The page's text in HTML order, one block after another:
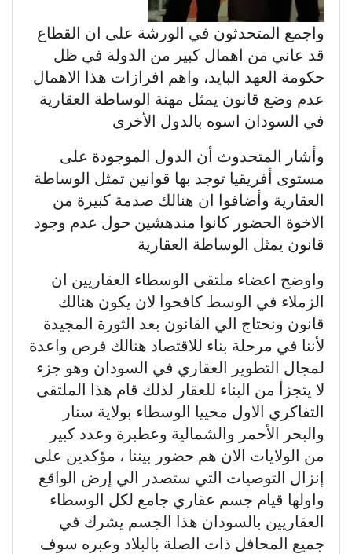
واجمع المتحدثون في الورشة على ان القطاع
قد عاني من اهمال كبير من الدولة في ظل
حكومة العهد البايد، واهم افرازات هذا الاهمال
عدم وضع قانون يمثل مهنة الوساطة العقارية
في السودان اسوه بالدول الأخرى
وأشار المتحدوث أن الدول الموجودة على
مستوى أفريقيا توجد بها قوانين تمثل الوساطة
العقارية وأضافوا ان هنالك صدمة كبيرة من
الاخوة الحضور كانوا مندهشين حول عدم وجود
قانون يمثل الوساطة العقارية
واوضح اعضاء ملتقى الوسطاء العقاريين ان
الزملاء في الوسط كافحوا لان يكون هنالك
قانون ونحتاج الي القانون بعد الثورة المجيدة
لأننا في مرحلة بناء للاقتصاد هنالك فرص واعدة
لمجال التطوير العقاري في السودان وهو جزء
لا يتجزأ من البناء للعقار لذلك قام هذا الملتقى
التفاكري الاول محييا الوسطاء بولاية سنار
والبحر الأحمر والشمالية وعطبرة وعدد كبير
من الولايات الان هم حضور بيننا ، مؤكدين على
إنزال التوصيات التي ستصدر الي إرض الواقع
واولها قيام جسم عقاري جامع لكل الوسطاء
العقاريين بالسودان هذا الجسم يشرك في
جميع المحافل ذات الصلة بالبلاد وعبره سوف